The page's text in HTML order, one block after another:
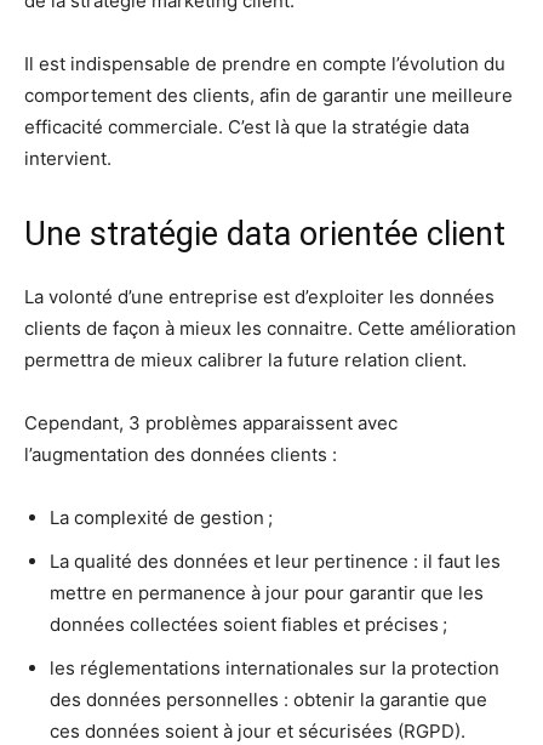
Il est indispensable de prendre en compte l’évolution du
comportement des clients, afin de garantir une meilleure
efficacité commerciale. C’est là que la stratégie data
intervient.
Une stratégie data orientée client
La volonté d’une entreprise est d’exploiter les données
clients de façon à mieux les connaitre. Cette amélioration
permettra de mieux calibrer la future relation client.
Cependant, 3 problèmes apparaissent avec
l’augmentation des données clients :
La complexité de gestion ;
La qualité des données et leur pertinence : il faut les
mettre en permanence à jour pour garantir que les
données collectées soient fiables et précises ;
les réglementations internationales sur la protection
des données personnelles : obtenir la garantie que
ces données soient à jour et sécurisées (RGPD).